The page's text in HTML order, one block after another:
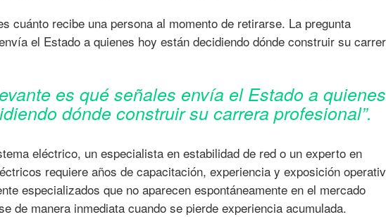
cuánto recibe una persona al momento de retirarse. La pregunta
el Estado a quienes hoy están decidiendo dónde construir su
es qué señales envía el Estado a quienes
dónde construir su carrera profesional”.
eléctrico, un especialista en estabilidad de red o un experto en
requiere años de capacitación, experiencia y exposición
especializados que no aparecen espontáneamente en el mercado
de manera inmediata cuando se pierde experiencia acumulada.